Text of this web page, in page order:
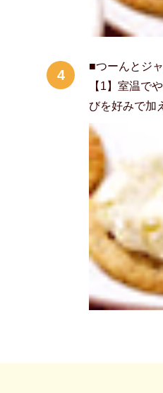
4
■つーんとジ
【1】室温で
びを好みで加